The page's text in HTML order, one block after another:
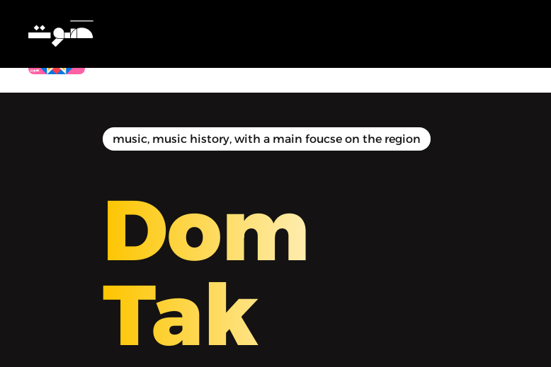
Dom Tak | دُمْ تَكْ - دُم تَك في الرياض:
music, music history, with a main foucse on the region
Dom
Tak